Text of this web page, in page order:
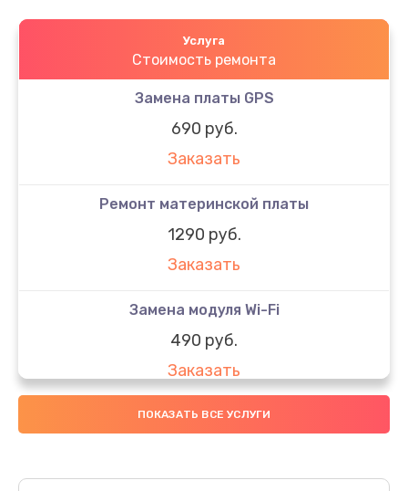
Услуга
Стоимость ремонта
Замена платы GPS
690 руб.
Заказать
Ремонт материнской платы
1290 руб.
Заказать
Замена модуля Wi-Fi
490 руб.
Заказать
Замена микрофона
Заказать
ПОКАЗАТЬ ВСЕ УСЛУГИ